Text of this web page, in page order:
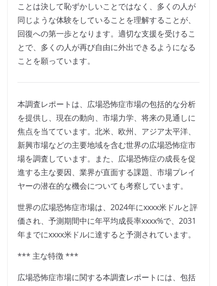
ことは決して恥ずかしいことではなく、多くの人が
同じような体験をしていることを理解することが、
回復への第一歩となります。適切な支援を受けるこ
とで、多くの人が再び自由に外出できるようになる
ことを願っています。
本調査レポートは、広場恐怖症市場の包括的な分析
を提供し、現在の動向、市場力学、将来の見通しに
焦点を当てています。北米、欧州、アジア太平洋、
新興市場などの主要地域を含む世界の広場恐怖症市
場を調査しています。また、広場恐怖症の成長を促
進する主な要因、業界が直面する課題、市場プレイ
ヤーの潜在的な機会についても考察しています。
世界の広場恐怖症市場は、2024年にxxxx米ドルと評
価され、予測期間中に年平均成長率xxxx%で、2031
年までにxxxx米ドルに達すると予測されています。
*** 主な特徴 ***
広場恐怖症市場に関する本調査レポートには、包括